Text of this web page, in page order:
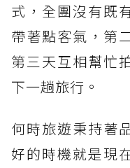
式，全團沒有既
帶著點客氣，第
第三天互相幫忙
下一趟旅行。
何時旅遊秉持著
好的時機就是現